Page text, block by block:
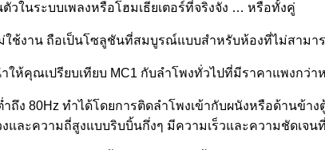
วในระบบเพลงหรือโฮมเธียเตอร์ที่จริงจัง … หรือทั้งคู่
ใช้งาน ถือเป็นโซลูชันที่สมบูรณ์แบบสำหรับห้องที่ไม่สามา
ให้คุณเปรียบเทียบ MC1 กับลำโพงทั่วไปที่มีราคาแพงกว่า
ง 80Hz ทำได้โดยการติดลำโพงเข้ากับผนังหรือด้านข้า
งและความถี่สูงแบบริบบิ้นกึ่งๆ มีความเร็วและความชัดเ